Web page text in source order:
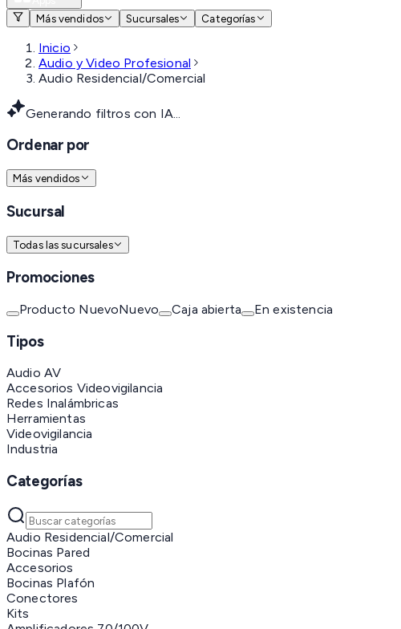
Más vendidos
Sucursales Categorías
Inicio
Audio y Video Profesional
Audio Residencial/Comercial
Generando filtros con IA...
Ordenar por
Más vendidos
Sucursal
Todas las sucursales
Promociones
Producto NuevoNuevo Caja abierta En existencia
Tipos
Audio AV
Accesorios Videovigilancia
Redes Inalámbricas
Herramientas
Videovigilancia
Industria
Categorías
Audio Residencial/Comercial
Bocinas Pared
Accesorios
Bocinas Plafón
Conectores
Kits